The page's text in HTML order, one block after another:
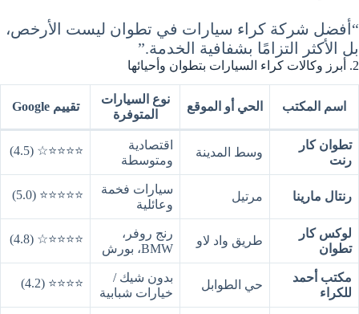
“أفضل شركة كراء سيارات في تطوان ليست الأرخص،
بل الأكثر التزامًا بشفافية الخدمة.”
2. أبرز وكالات كراء السيارات بتطوان وأحيائها
اسم المكتب الحي أو الموقع
نوع السيارات
المتوفرة
تقييم Google
تطوان كار
رنت
وسط المدينة
اقتصادية
ومتوسطة
⭐⭐⭐⭐☆ (4.5)
رنتال مارينا مرتيل
سيارات فخمة
وعائلية
⭐⭐⭐⭐⭐ (5.0)
لوكس كار
تطوان
طريق واد لاو
رنج روفر،
BMW، بورش
⭐⭐⭐⭐☆ (4.8)
مكتب أحمد
للكراء
حي الطوابل
بدون شيك /
خيارات شبابية
⭐⭐⭐⭐ (4.2)